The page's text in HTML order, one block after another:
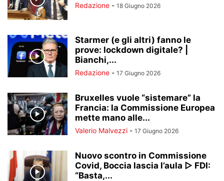
Redazione - 18 Giugno 2026
Starmer (e gli altri) fanno le
prove: lockdown digitale? |
Bianchi,...
Redazione - 17 Giugno 2026
Bruxelles vuole “sistemare” la
Francia: la Commissione Europea
mette mano alle...
Valerio Malvezzi - 17 Giugno 2026
Nuovo scontro in Commissione
Covid, Boccia lascia l’aula ▷ FDI:
“Basta,...